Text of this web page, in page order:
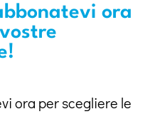
ora
ora per scegliere le